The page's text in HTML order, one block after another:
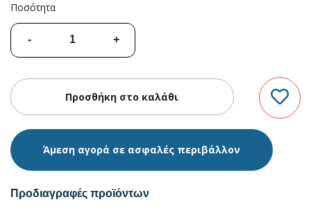
Ποσότητα
Άμεση αγορά σε ασφαλές περιβάλλον
Προδιαγραφές προϊόντων